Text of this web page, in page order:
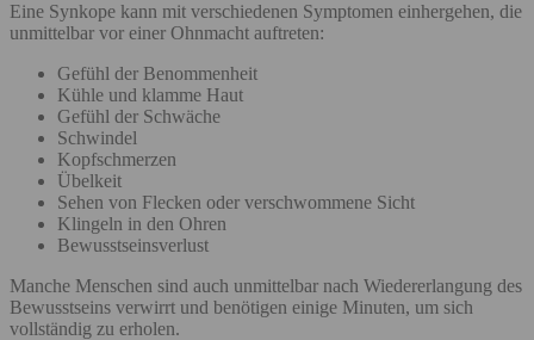
Eine Synkope kann mit verschiedenen Symptomen einhergehen, die
unmittelbar vor einer Ohnmacht auftreten:
Gefühl der Benommenheit
Kühle und klamme Haut
Gefühl der Schwäche
Schwindel
Kopfschmerzen
Übelkeit
Sehen von Flecken oder verschwommene Sicht
Klingeln in den Ohren
Bewusstseinsverlust
Manche Menschen sind auch unmittelbar nach Wiedererlangung des
Bewusstseins verwirrt und benötigen einige Minuten, um sich
vollständig zu erholen.